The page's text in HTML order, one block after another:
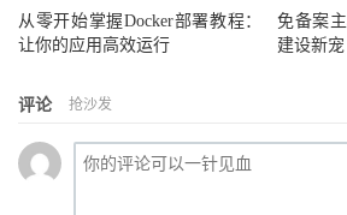
从零开始掌握Docker部署教程：
让你的应用高效运行
免备案
建设新宠
评论 抢沙发